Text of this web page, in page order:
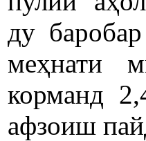
ду
меҳнати
корманд
афзоиш